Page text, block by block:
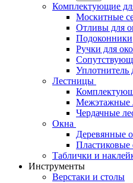
Комплектующие
Москитные
Отливы для
Подоконники
Ручки для
Уплотнитель
Лестницы
Межэтажные
Чердачные
Окна
Деревянные
Пластиковые
Таблички и
Инструменты
Верстаки и столы